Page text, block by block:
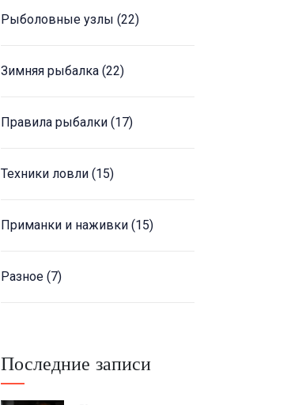
Рыболовные узлы (22)
Зимняя рыбалка (22)
Правила рыбалки (17)
Техники ловли (15)
Приманки и наживки (15)
Разное (7)
Последние записи